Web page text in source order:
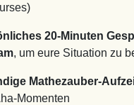
20-Minuten
, um eure Situation zu
Mathezauber-
Momenten